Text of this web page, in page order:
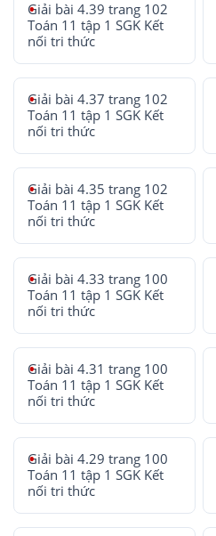
Giải bài 4.39 trang 102
Toán 11 tập 1 SGK Kết
nối tri thức
Giải bài 4.37 trang 102
Toán 11 tập 1 SGK Kết
nối tri thức
Giải bài 4.35 trang 102
Toán 11 tập 1 SGK Kết
nối tri thức
Giải bài 4.33 trang 100
Toán 11 tập 1 SGK Kết
nối tri thức
Giải bài 4.31 trang 100
Toán 11 tập 1 SGK Kết
nối tri thức
Giải bài 4.29 trang 100
Toán 11 tập 1 SGK Kết
nối tri thức